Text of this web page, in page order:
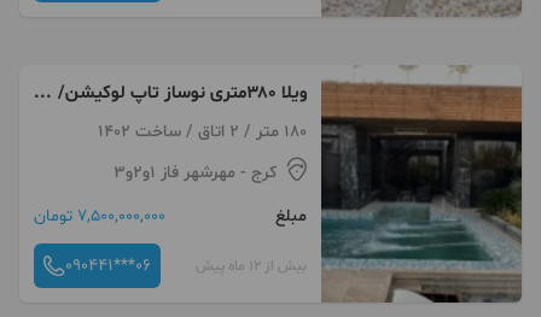
ویلا ۳۸۰متری نوساز تاپ لوکیشن/
کردان/تهراندشت
180 متر / 2 اتاق / ساخت 1402
کرج - مهرشهر فاز ۱و۲و۳
مبلغ
7,500,000,000 تومان
بیش از 12 ماه پیش 090441***06